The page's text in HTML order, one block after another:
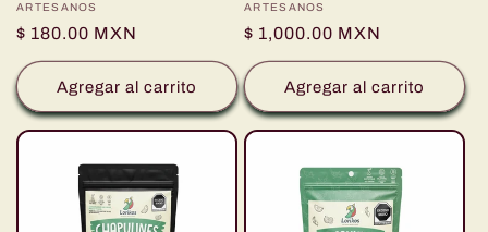
Proveedor:
ARTESANOS
Precio
habitual
$ 180.00 MXN
Agregar al carrito
Proveedor:
ARTESANOS
Precio
habitual
$ 1,000.00 MXN
Agregar al carrito